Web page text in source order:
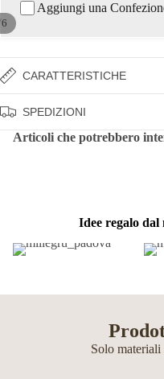
6
Aggiungi una
CARATTERISTICHE
SPEDIZIONI
Articoli che potrebbero
Idee regalo dal
Solo